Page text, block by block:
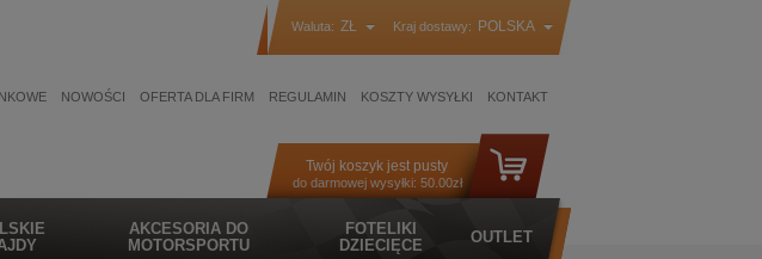
Waluta: ZŁ Kraj dostawy: POLSKA
NOWOŚCI OFERTA DLA FIRM REGULAMIN KOSZTY WYSYŁKI KONTAKT
Twój koszyk jest pusty
do darmowej wysyłki: 50.00zł
AKCESORIA DO
MOTORSPORTU
FOTELIKI
DZIECIĘCE
OUTLET